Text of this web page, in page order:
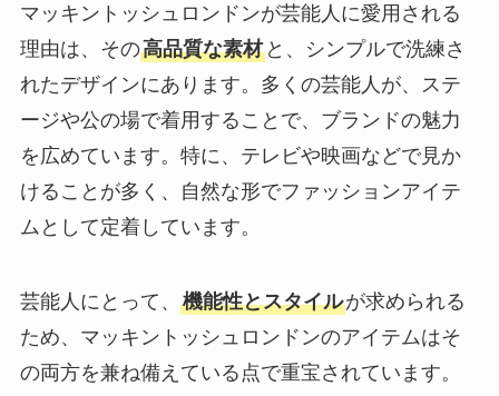
マッキントッシュロンドンが芸能人に愛用される
理由は、その高品質な素材と、シンプルで洗練さ
れたデザインにあります。多くの芸能人が、ステ
ージや公の場で着用することで、ブランドの魅力
を広めています。特に、テレビや映画などで見か
けることが多く、自然な形でファッションアイテ
ムとして定着しています。
芸能人にとって、 機能性とスタイルが求められる
ため、マッキントッシュロンドンのアイテムはそ
の両方を兼ね備えている点で重宝されています。